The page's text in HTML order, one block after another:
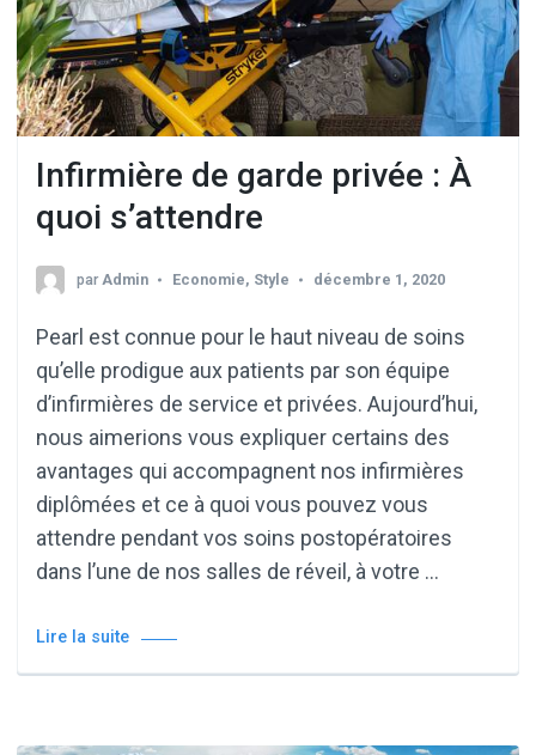
Infirmière de garde privée : À
quoi s’attendre
par Admin Economie, Style décembre 1, 2020
Pearl est connue pour le haut niveau de soins
qu’elle prodigue aux patients par son équipe
d’infirmières de service et privées. Aujourd’hui,
nous aimerions vous expliquer certains des
avantages qui accompagnent nos infirmières
diplômées et ce à quoi vous pouvez vous
attendre pendant vos soins postopératoires
dans l’une de nos salles de réveil, à votre …
Lire la suite